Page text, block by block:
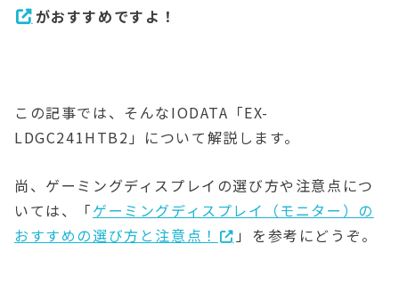
がおすすめですよ！
この記事では、そんなIODATA「EX-
LDGC241HTB2」について解説します。
尚、ゲーミングディスプレイの選び方や注意点につ
いては、「ゲーミングディスプレイ（モニター）の
おすすめの選び方と注意点！
」を参考にどうぞ。